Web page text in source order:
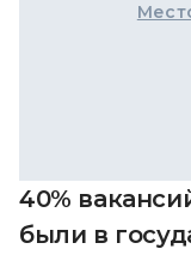
40%
были в